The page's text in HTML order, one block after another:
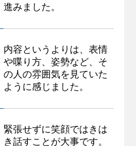
進みました。
内容というよりは、表情
や喋り方、姿勢など、そ
の人の雰囲気を見ていた
ように感じました。
緊張せずに笑顔ではきは
き話すことが大事です。